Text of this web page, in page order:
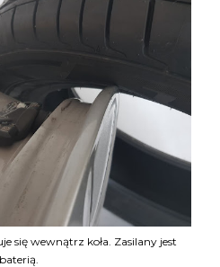
się wewnątrz koła. Zasilany jest
baterią.